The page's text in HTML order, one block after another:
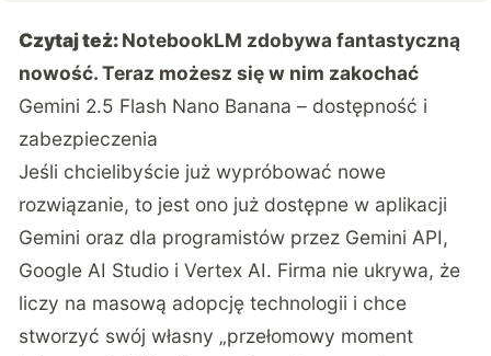
Czytaj też:NotebookLM zdobywa fantastyczną
nowość. Teraz możesz się w nim zakochać
Gemini 2.5 Flash Nano Banana – dostępność i
zabezpieczenia
Jeśli chcielibyście już wypróbować nowe
rozwiązanie, to jest ono już dostępne w aplikacji
Gemini oraz dla programistów przez Gemini API,
Google AI Studio i Vertex AI. Firma nie ukrywa, że
liczy na masową adopcję technologii i chce
stworzyć swój własny „przełomowy moment